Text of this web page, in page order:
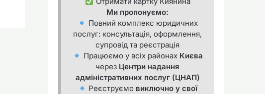
Ми пропонуємо:
Повний комплекс юридичних
послуг: консультація, оформлення,
супровід та реєстрація
Працюємо у всіх районах Києва
через Центри надання
адміністративних послуг (ЦНАП)
Реєструємо виключно у свої